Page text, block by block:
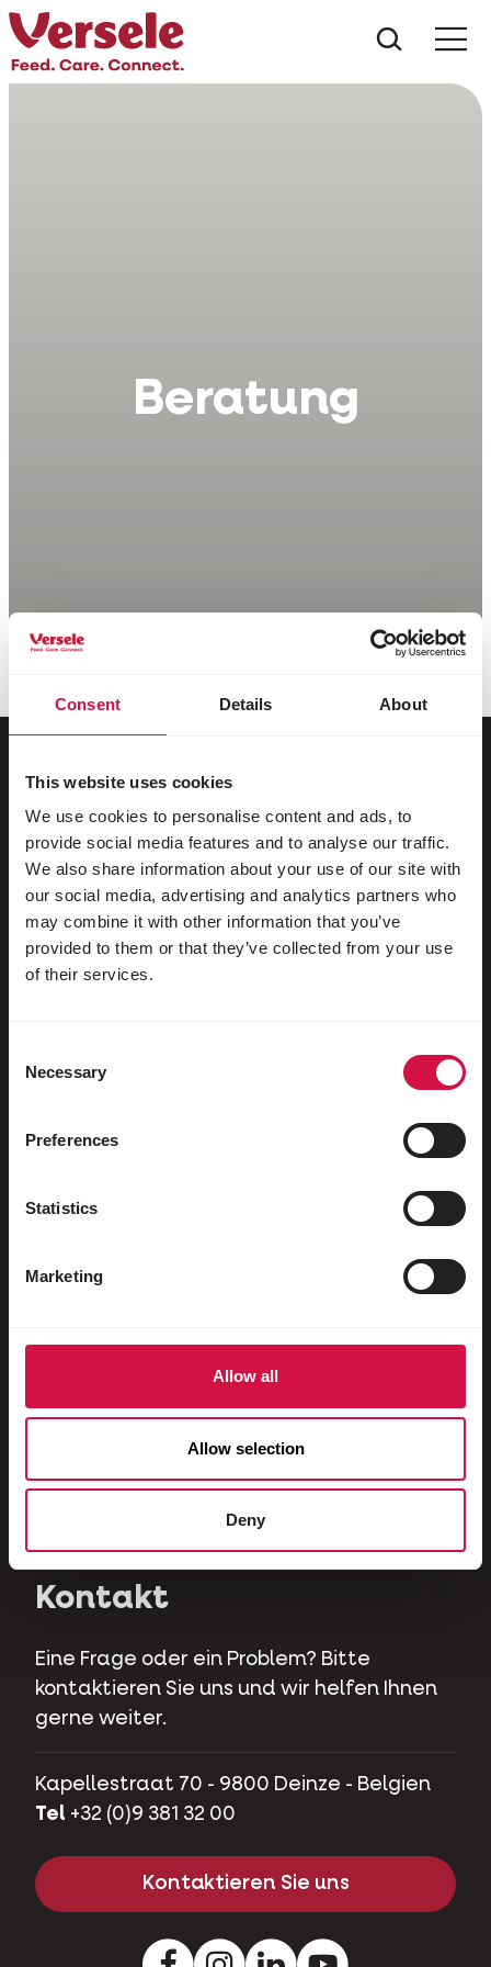
Consent Details About
This website uses cookies
We use cookies to personalise content and ads, to
provide social media features and to analyse our traffic.
We also share information about your use of our site with
our social media, advertising and analytics partners who
may combine it with other information that you’ve
provided to them or that they’ve collected from your use
of their services.
Selection
Necessary
Preferences
Statistics
Marketing
Allow all
Allow selection
Deny
Beratung
Für Ihr Tier
Ziervögel
Freilebende Vögel
Stelzenläufer & Laufvögel
Rassetauben
Frettchen
Reptilien
Hühnervögel
Herbivoren
Kontakt
Eine Frage oder ein Problem? Bitte
kontaktieren Sie uns und wir helfen Ihnen
gerne weiter.
Kapellestraat 70 - 9800 Deinze - Belgien
Tel +32 (0)9 381 32 00
Kontaktieren Sie uns
FacebookInstagramLinkedInYoutube